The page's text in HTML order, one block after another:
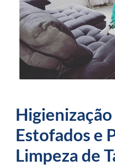
Estofados e
Limpeza de